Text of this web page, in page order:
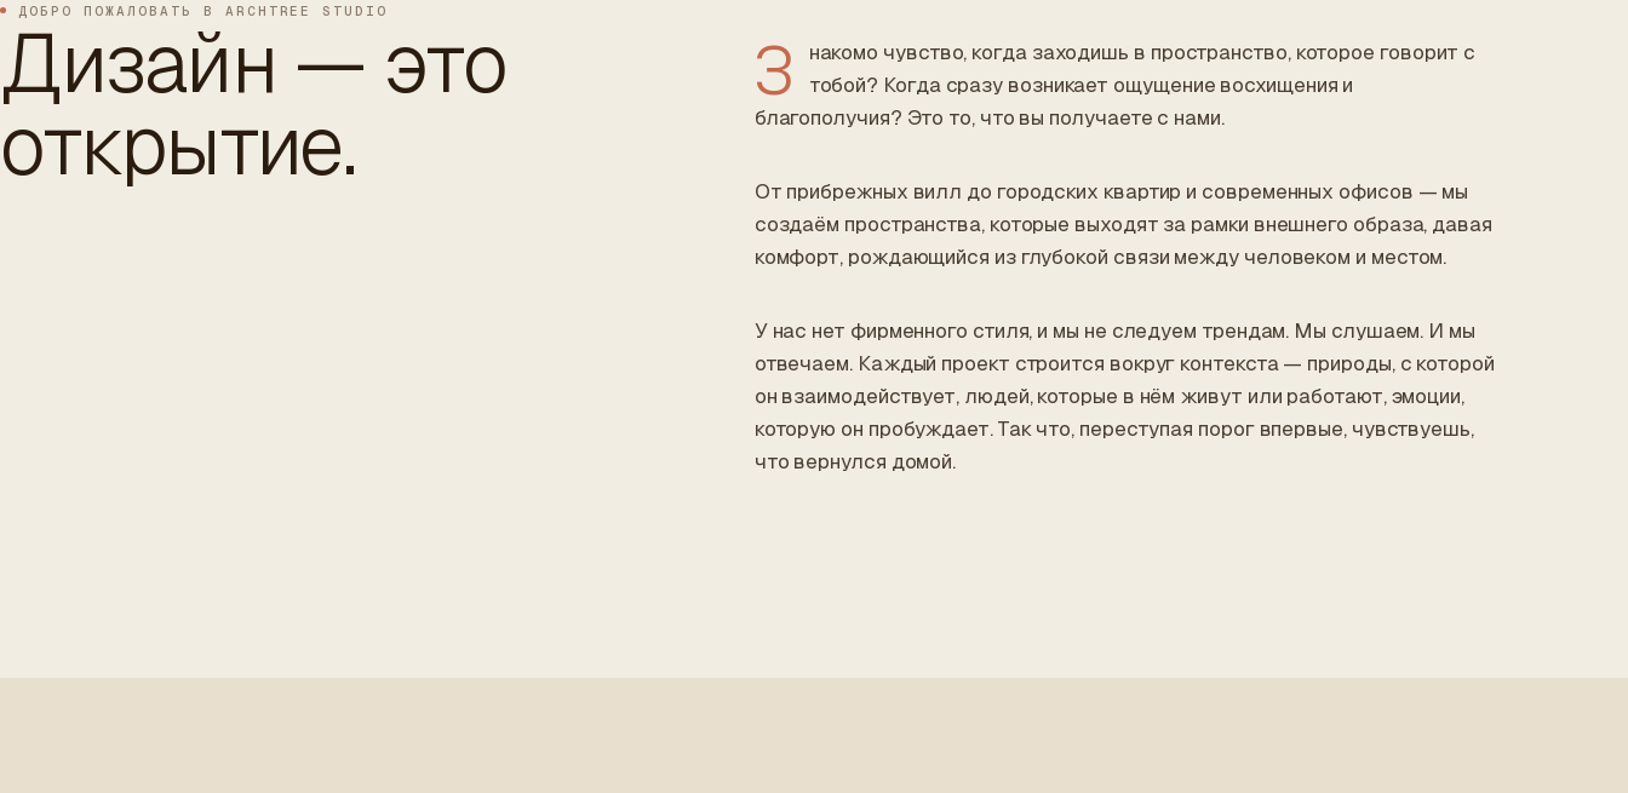
ДОБРО ПОЖАЛОВАТЬ В ARCHTREE STUDIO
Дизайн — это
открытие.
З
накомо чувство, когда заходишь в пространство, которое говорит с
тобой? Когда сразу возникает ощущение восхищения и
благополучия? Это то, что вы получаете с нами.
От прибрежных вилл до городских квартир и современных офисов — мы
создаём пространства, которые выходят за рамки внешнего образа, давая
комфорт, рождающийся из глубокой связи между человеком и местом.
У нас нет фирменного стиля, и мы не следуем трендам. Мы слушаем. И мы
отвечаем. Каждый проект строится вокруг контекста — природы, с которой
он взаимодействует, людей, которые в нём живут или работают, эмоции,
которую он пробуждает. Так что, переступая порог впервые, чувствуешь,
что вернулся домой.